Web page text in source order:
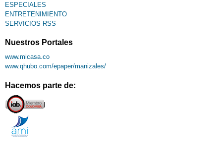
ESPECIALES
ENTRETENIMIENTO
SERVICIOS RSS
Nuestros Portales
www.micasa.co
www.qhubo.com/epaper/manizales/
Hacemos parte de: